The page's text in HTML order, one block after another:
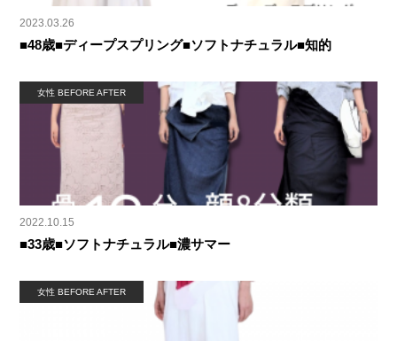
2023.03.26
■48歳■ディープスプリング■ソフトナチュラル■知的
女性 BEFORE AFTER
2022.10.15
■33歳■ソフトナチュラル■濃サマー
女性 BEFORE AFTER